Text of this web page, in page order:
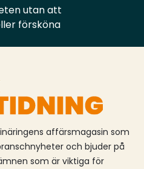
utan att
försköna
affärsmagasin som
och bjuder på
som är viktiga för